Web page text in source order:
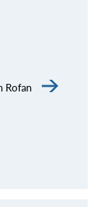
Rofan